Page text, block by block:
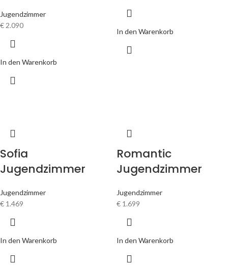
Jugendzimmer
€2.090
In den Warenkorb
In den Warenkorb
Sofia
Jugendzimmer
Jugendzimmer
€ 1.469
In den Warenkorb
Romantic
Jugendzimmer
Jugendzimmer
€ 1.699
In den Warenkorb